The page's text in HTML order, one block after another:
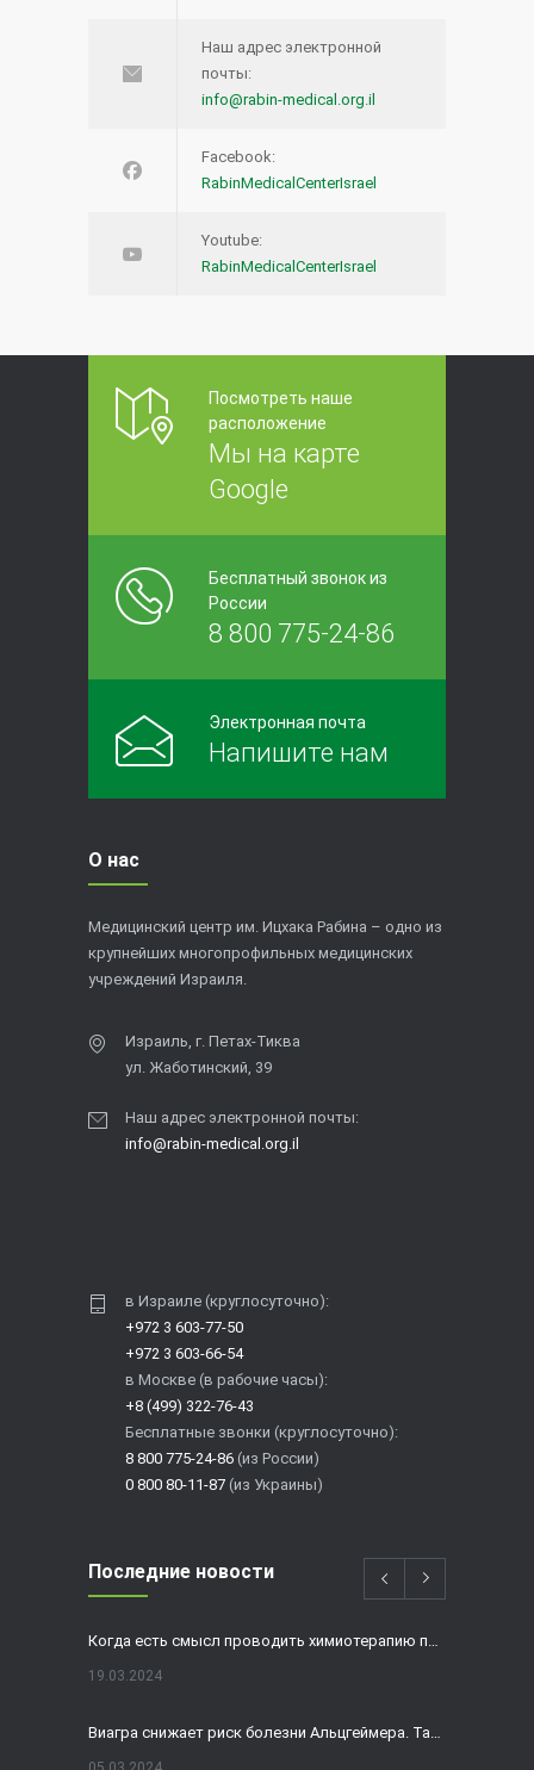
Наш адрес электронной
почты:
info@rabin-medical.org.il
Facebook:
RabinMedicalCenterIsrael
Youtube:
RabinMedicalCenterIsrael
Посмотреть наше
расположение
Мы на карте
Google
Бесплатный звонок из
России
8 800 775-24-86
Электронная почта
Напишите нам
О нас
Медицинский центр им. Ицхака Рабина – одно из
крупнейших многопрофильных медицинских
учреждений Израиля.
Израиль, г. Петах-Тиква
ул. Жаботинский, 39
Наш адрес электронной почты:
info@rabin-medical.org.il
в Израиле (круглосуточно):
+972 3 603-77-50
+972 3 603-66-54
в Москве (в рабочие часы):
+8 (499) 322-76-43
Бесплатные звонки (круглосуточно):
8 800 775-24-86 (из России)
0 800 80-11-87 (из Украины)
Последние новости
19.03.2024